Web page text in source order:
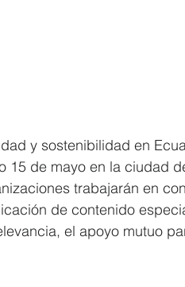
y sostenibilidad en
15 de mayo en la ciudad
trabajarán en
de contenido
el apoyo mutuo